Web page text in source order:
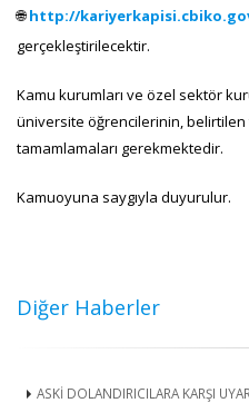
🌐http://
gerçekleştirilecektir.
Kamu kurumları ve özel sektör
üniversite öğrencilerinin, belirtilen
tamamlamaları gerekmektedir.
Kamuoyuna saygıyla duyurulur.
Diğer Haberler
ASKİ DOLANDIRICILARA KARŞI